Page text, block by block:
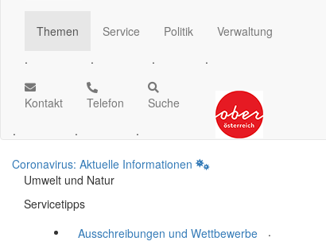
Themen
.
Service
.
Politik
.
Verwaltung
.
Kontakt
.
Telefon
.
Suche
.
Coronavirus: Aktuelle Informationen
Umwelt und Natur
Servicetipps
Ausschreibungen und Wettbewerbe
.